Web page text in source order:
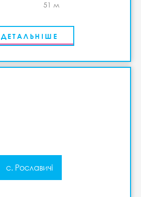
51 м
ДЕТАЛЬНІШЕ
с. Рославичі